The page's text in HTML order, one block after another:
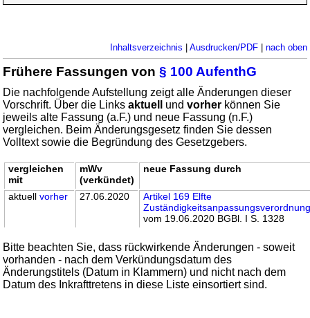
Inhaltsverzeichnis Ausdrucken/PDF| nach oben
Frühere Fassungen von§ 100 AufenthG
Die nachfolgende Aufstellung zeigt alle Änderungen dieser
Vorschrift. Über die Linksaktuell undvorher können Sie
jeweils alte Fassung (a.F.) und neue Fassung (n.F.)
vergleichen. Beim Änderungsgesetz finden Sie dessen
Volltext sowie die Begründung des Gesetzgebers.
vergleichen
mit
mWv
(verkündet)
neue Fassung durch
aktuellvorher 27.06.2020
Artikel 169 Elfte
vom 19.06.2020 BGBl. I S. 1328
Bitte beachten Sie, dass rückwirkende Änderungen - soweit
vorhanden - nach dem Verkündungsdatum des
Änderungstitels (Datum in Klammern) und nicht nach dem
Datum des Inkrafttretens in diese Liste einsortiert sind.